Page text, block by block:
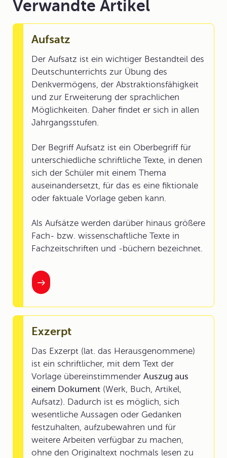
Verwandte Artikel
Aufsatz
Der Aufsatz ist ein wichtiger Bestandteil des
Deutschunterrichts zur Übung des
Denkvermögens, der Abstraktionsfähigkeit
und zur Erweiterung der sprachlichen
Möglichkeiten. Daher findet er sich in allen
Jahrgangsstufen.
Der Begriff Aufsatz ist ein Oberbegriff für
unterschiedliche schriftliche Texte, in denen
sich der Schüler mit einem Thema
auseinandersetzt, für das es eine fiktionale
oder faktuale Vorlage geben kann.
Als Aufsätze werden darüber hinaus größere
Fach- bzw. wissenschaftliche Texte in
Fachzeitschriften und -büchern bezeichnet.
Exzerpt
Das Exzerpt (lat. das Herausgenommene)
ist ein schriftlicher, mit dem Text der
Vorlage übereinstimmender Auszug aus
einem Dokument (Werk, Buch, Artikel,
Aufsatz). Dadurch ist es möglich, sich
wesentliche Aussagen oder Gedanken
festzuhalten, aufzubewahren und für
weitere Arbeiten verfügbar zu machen,
ohne den Originaltext nochmals lesen zu